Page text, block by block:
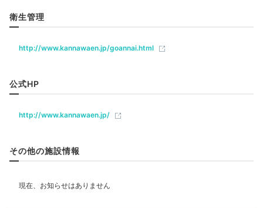
回廊の幅も広く、どこもかしこも広くて滞在中は2回迷
あえば能や狂言、落語に演劇なども楽しめる
Onsen
源泉かけ流しの温泉を
リラクゼーション
エステ・マッサージ
ジム・フィットネス
飲食
和室
和洋室 洋室 インターネット利用可能
衛生管理
http://www.kannawaen.jp/goannai.html
公式HP
http://www.kannawaen.jp/
その他の施設情報